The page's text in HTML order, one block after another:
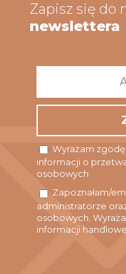
Zapisz się do
newslettera
Wyrażam
informacji o
osobowych
Zapoznałam/
administratorze
osobowych.
informacji